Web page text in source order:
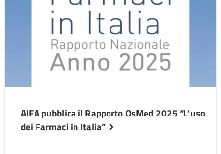
AIFA pubblica il Rapporto OsMed 2025 “L’uso
dei Farmaci in Italia”